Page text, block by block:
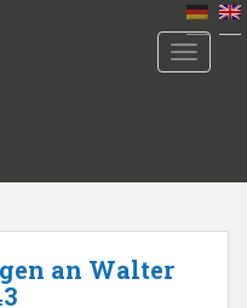
an Walter